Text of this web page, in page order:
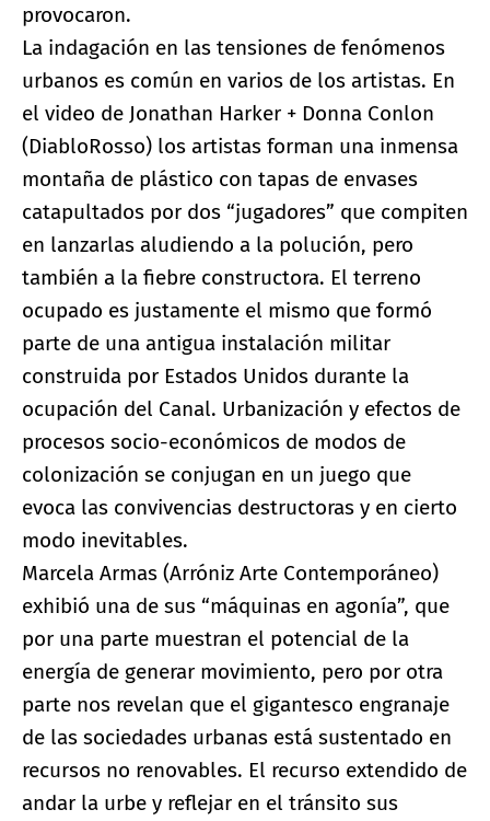
provocaron.
La indagación en las tensiones de fenómenos
urbanos es común en varios de los artistas. En
el video de Jonathan Harker + Donna Conlon
(DiabloRosso) los artistas forman una inmensa
montaña de plástico con tapas de envases
catapultados por dos “jugadores” que compiten
en lanzarlas aludiendo a la polución, pero
también a la fiebre constructora. El terreno
ocupado es justamente el mismo que formó
parte de una antigua instalación militar
construida por Estados Unidos durante la
ocupación del Canal. Urbanización y efectos de
procesos socio-económicos de modos de
colonización se conjugan en un juego que
evoca las convivencias destructoras y en cierto
modo inevitables.
Marcela Armas (Arróniz Arte Contemporáneo)
exhibió una de sus “máquinas en agonía”, que
por una parte muestran el potencial de la
energía de generar movimiento, pero por otra
parte nos revelan que el gigantesco engranaje
de las sociedades urbanas está sustentado en
recursos no renovables. El recurso extendido de
andar la urbe y reflejar en el tránsito sus